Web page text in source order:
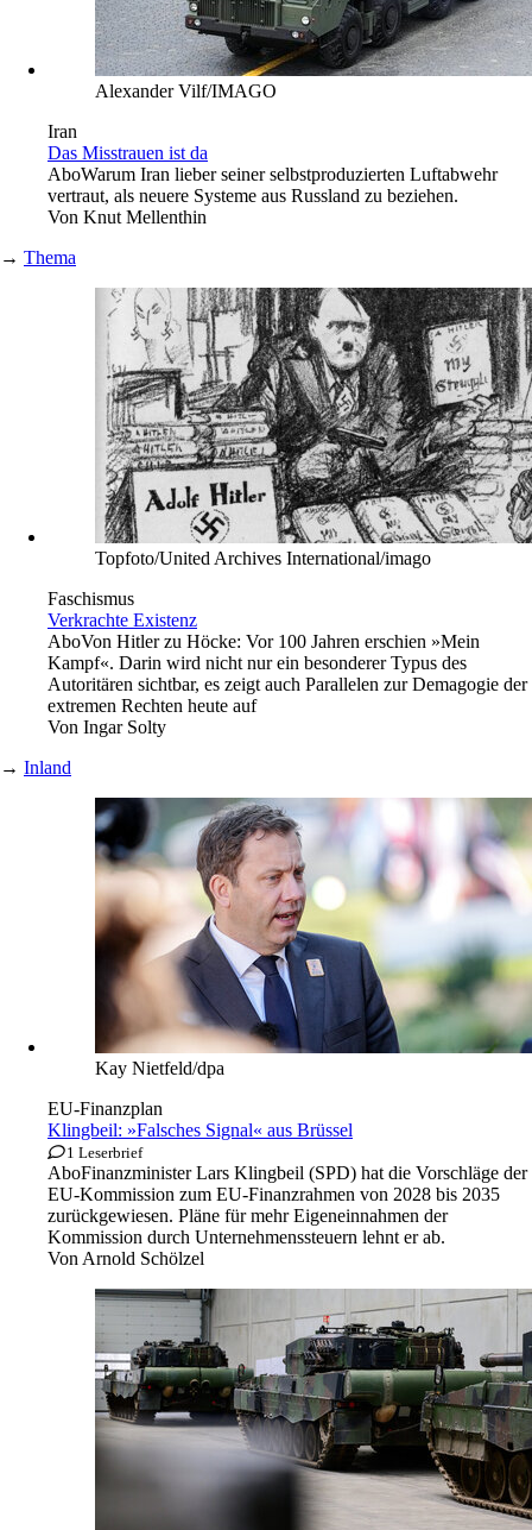
Alexander Vilf/IMAGO
Iran
Das Misstrauen ist da
AboWarum Iran lieber seiner selbstproduzierten Luftabwehr
vertraut, als neuere Systeme aus Russland zu beziehen.
Von Knut Mellenthin
→ Thema
Topfoto/United Archives International/imago
Faschismus
Verkrachte Existenz
AboVon Hitler zu Höcke: Vor 100 Jahren erschien »Mein
Kampf«. Darin wird nicht nur ein besonderer Typus des
Autoritären sichtbar, es zeigt auch Parallelen zur Demagogie der
extremen Rechten heute auf
Von Ingar Solty
→ Inland
Kay Nietfeld/dpa
EU-Finanzplan
Klingbeil: »Falsches Signal« aus Brüssel
1 Leserbrief
AboFinanzminister Lars Klingbeil (SPD) hat die Vorschläge der
EU-Kommission zum EU-Finanzrahmen von 2028 bis 2035
zurückgewiesen. Pläne für mehr Eigeneinnahmen der
Kommission durch Unternehmenssteuern lehnt er ab.
Von Arnold Schölzel